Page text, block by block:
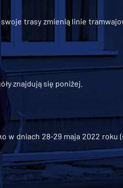
trasy zmienią linie
znajdują się poniżej.
w dniach 28-29 maja 2022 roku